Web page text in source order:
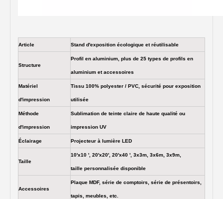
Article Stand d'exposition écologique et réutilisable
Structure
Profil en aluminium, plus de 25 types de profils en
aluminium et accessoires
Matériel
d'impression
Tissu 100% polyester / PVC, sécurité pour exposition
utilisée
Méthode
d'impression
Sublimation de teinte claire de haute qualité ou
impression UV
Éclairage Projecteur à lumière LED
Taille
10'x10 ', 20'x20', 20'x40 ', 3x3m, 3x6m, 3x9m,
taille personnalisée disponible
Accessoires
Plaque MDF, série de comptoirs, série de présentoirs,
tapis, meubles, etc.